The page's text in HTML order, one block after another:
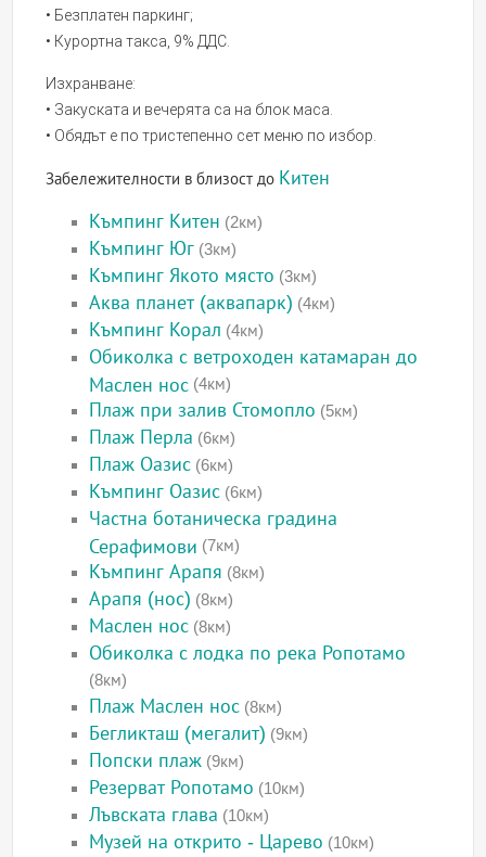
• Безплатен паркинг;
• Курортна такса, 9% ДДС.
Изхранване:
• Закуската и вечерята са на блок маса.
• Обядът е по тристепенно сет меню по избор.
Забележителности в близост до Китен
Къмпинг Китен (2км)
Къмпинг Юг (3км)
Къмпинг Якото място (3км)
Аква планет (аквапарк) (4км)
Къмпинг Корал (4км)
Обиколка с ветроходен катамаран до
Маслен нос (4км)
Плаж при залив Стомопло (5км)
Плаж Перла (6км)
Плаж Оазис (6км)
Къмпинг Оазис (6км)
Частна ботаническа градина
Серафимови (7км)
Къмпинг Арапя (8км)
Арапя (нос) (8км)
Маслен нос (8км)
Обиколка с лодка по река Ропотамо
(8км)
Плаж Маслен нос (8км)
Бегликташ (мегалит) (9км)
Попски плаж (9км)
Резерват Ропотамо (10км)
Лъвската глава (10км)
Музей на открито - Царево (10км)